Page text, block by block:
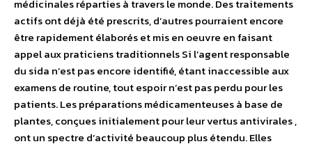
médicinales réparties à travers le monde. Des traitements
actifs ont déjà été prescrits, d’autres pourraient encore
être rapidement élaborés et mis en oeuvre en faisant
appel aux praticiens traditionnels Si l’agent responsable
du sida n’est pas encore identifié, étant inaccessible aux
examens de routine, tout espoir n’est pas perdu pour les
patients. Les préparations médicamenteuses à base de
plantes, conçues initialement pour leur vertus antivirales ,
ont un spectre d’activité beaucoup plus étendu. Elles